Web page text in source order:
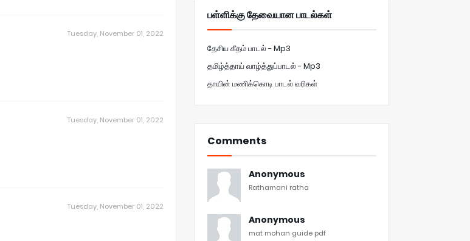
Tuesday, November 01, 2022
Tuesday, November 01, 2022
Tuesday, November 01, 2022
பள்ளிக்கு தேவையான பாடல்கள்
தேசிய கீதம் பாடல் - Mp3
தமிழ்த்தாய் வாழ்த்துப்பாடல் - Mp3
தாயின் மணிக்கொடி பாடல் வரிகள்
Comments
Anonymous
Rathamani ratha
Anonymous
mat mohan guide pdf